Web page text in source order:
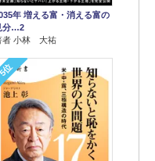
年 増える富・消える富の
分…2
者 小林 大祐
位